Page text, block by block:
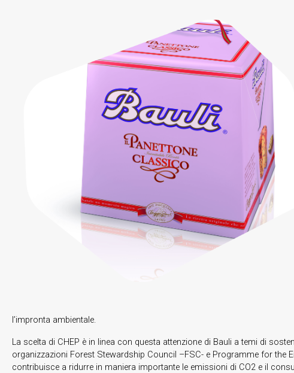
l’impronta ambientale.
La scelta di CHEP è in linea con questa attenzione di Bauli a temi di
organizzazioni Forest Stewardship Council –FSC- e Programme for the
contribuisce a ridurre in maniera importante le emissioni di CO2 e il